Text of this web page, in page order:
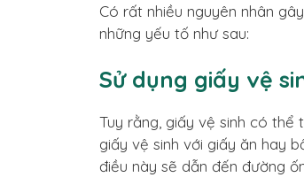
Có rất nhiều nguyên nhân
những yếu tố như sau:
Sử dụng giấy vệ
Tuy rằng, giấy vệ sinh có
giấy vệ sinh với giấy ăn hay
điều này sẽ dẫn đến đường